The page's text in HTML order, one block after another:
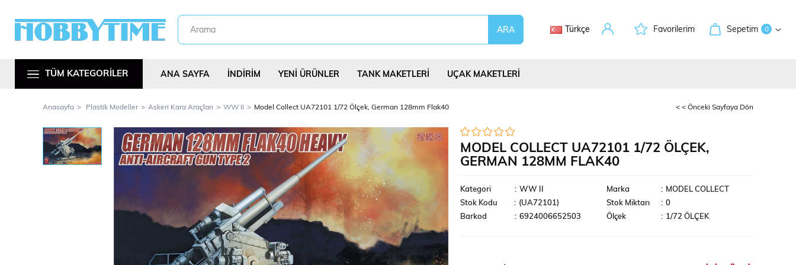
Türkçe Sepetim 0
Favorilerim
TÜM KATEGORİLER
Metal Araç Kitleri Uçurtmalar Yap Bozlar
ANA SAYFA İNDİRİM YENİ ÜRÜNLER TANK MAKETLERİ UÇAK MAKETLERİ
Anasayfa Plastik Modeller Askeri Kara Araçları WW II Model Collect UA72101 1/72 Ölçek, German 128mm Flak40 < < Önceki Sayfaya Dön
MODEL COLLECT UA72101 1/72 ÖLÇEK,
GERMAN 128MM FLAK40
Kategori : WW II Marka : MODEL COLLECT
Stok Kodu
(UA72101) Stok Miktarı : 0
Barkod
: 6924006652503 Ölçek : 1/72 ÖLÇEK